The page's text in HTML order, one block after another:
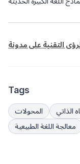
Tags
المحولات الذاتي
معالجة اللغة الطبيعية